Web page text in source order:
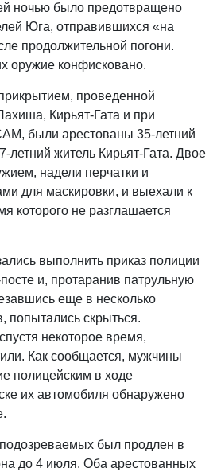
ночью было предотвращено
Юга, отправившихся «на
продолжительной погони.
оружие конфисковано.
проведенной
Кирьят-Гата и при
были арестованы 35-летний
летний житель Кирьят-Гата. Двое
надели перчатки и
для маскировки, и выехали к
которого не разглашается
выполнить приказ полиции
и, протаранив патрульную
еще в несколько
попытались скрыться.
некоторое время,
Как сообщается, мужчины
полицейским в ходе
их автомобиля обнаружено
был продлен в
до 4 июля. Оба арестованных